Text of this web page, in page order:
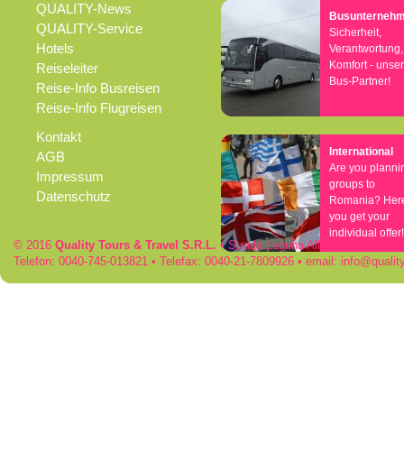
QUALITY-News
QUALITY-Service
Hotels
Reiseleiter
Reise-Info Busreisen
Reise-Info Flugreisen
Kontakt
AGB
Impressum
Datenschutz
Sicherheit,
Verantwortung,
Komfort -
Bus-Partner!
International
Are you
groups to
Romania?
you get your
individual offer!
© 2016 Quality Tours & Travel S.R.L. • Strada Laguna Albastra 50 • RO-
Telefon: 0040-745-013821 • Telefax: 0040-21-7809926 • email: info